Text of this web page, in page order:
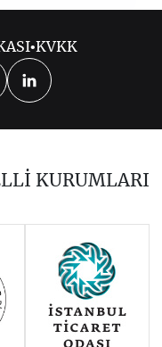
VE
DAİR
2011
STATES
TURKISH
•KVKK
KURUMLARI